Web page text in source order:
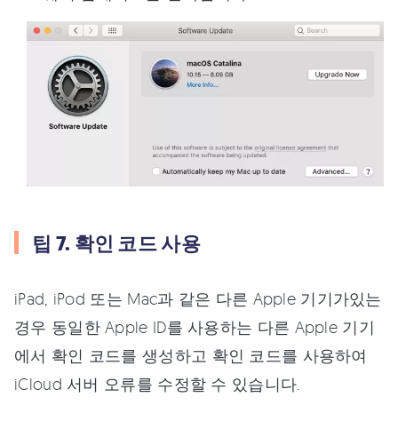
팁 7. 확인 코드 사용
iPad, iPod 또는 Mac과 같은 다른 Apple 기기가있는
경우 동일한 Apple ID를 사용하는 다른 Apple 기기
에서 확인 코드를 생성하고 확인 코드를 사용하여
iCloud 서버 오류를 수정할 수 있습니다.